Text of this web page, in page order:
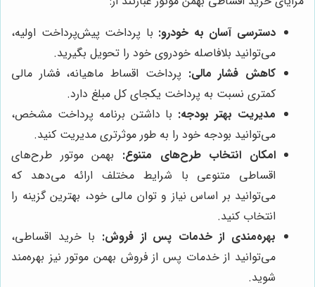
دسترسی آسان به خودرو: با پرداخت پیش‌پرداخت اولیه،
می‌توانید بلافاصله خودروی خود را تحویل بگیرید.
کاهش فشار مالی: پرداخت اقساط ماهیانه، فشار مالی
کمتری نسبت به پرداخت یکجای کل مبلغ دارد.
مدیریت بهتر بودجه: با داشتن برنامه پرداخت مشخص،
می‌توانید بودجه خود را به طور موثرتری مدیریت کنید.
امکان انتخاب طرح‌های متنوع: بهمن موتور طرح‌های
اقساطی متنوعی با شرایط مختلف ارائه می‌دهد که
می‌توانید بر اساس نیاز و توان مالی خود، بهترین گزینه را
انتخاب کنید.
بهره‌مندی از خدمات پس از فروش: با خرید اقساطی،
می‌توانید از خدمات پس از فروش بهمن موتور نیز بهره‌مند
شوید.